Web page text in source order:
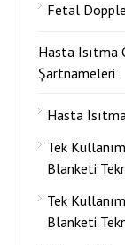
Fetal
Hasta Isıtma
Şartnameleri
Hasta
Tek
Blanketi
Tek
Blanketi